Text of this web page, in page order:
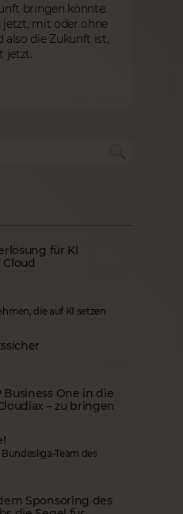
für KI
die auf KI setzen
Business One in die
– zu bringen
Team des
Sponsoring des
bringen könnte.
jetzt, mit oder ohne
also die Zukunft ist,
jetzt.